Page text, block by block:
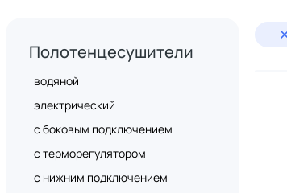
Полотенцесушители
водяной
электрический
с боковым подключением
с терморегулятором
с нижним подключением